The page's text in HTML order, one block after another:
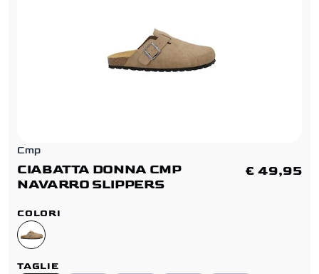
Cmp
CIABATTA DONNA CMP
NAVARRO SLIPPERS
€ 49,95
COLORI
TAGLIE